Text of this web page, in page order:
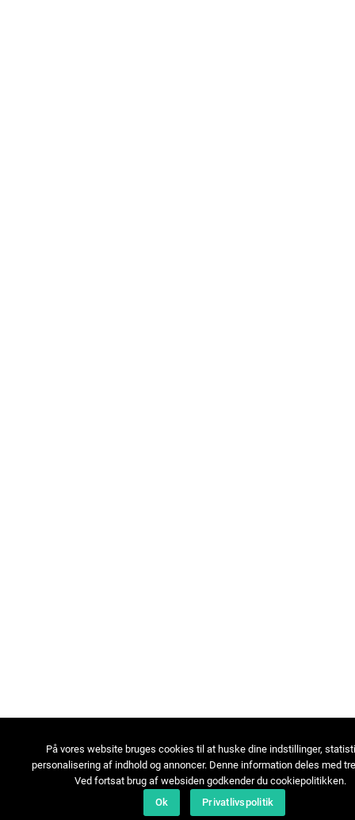
På vores website bruges cookies til at huske dine indstillinger,
personalisering af indhold og annoncer. Denne information deles med
Ved fortsat brug af websiden godkender du cookiepolitikken.
Ok
Privatlivspolitik